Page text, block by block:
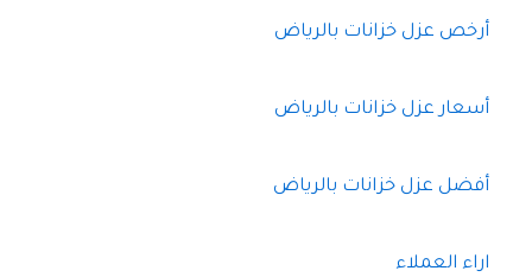
أرخص عزل خزانات بالرياض
أسعار عزل خزانات بالرياض
أفضل عزل خزانات بالرياض
اراء العملاء